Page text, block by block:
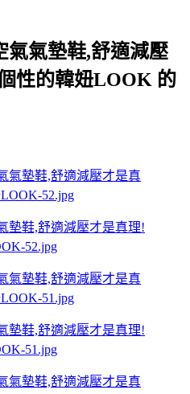
氣氣墊鞋,舒適減壓
性的韓妞LOOK 的
墊鞋,舒適減壓才是真理!
52.jpg
墊鞋,舒適減壓才是真理!
51.jpg